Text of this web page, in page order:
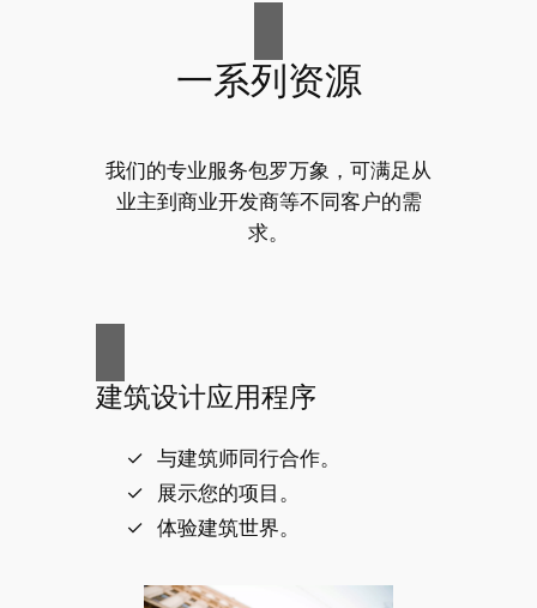
一系列资源
我们的专业服务包罗万象，可满足从
业主到商业开发商等不同客户的需
求。
建筑设计应用程序
与建筑师同行合作。
展示您的项目。
体验建筑世界。